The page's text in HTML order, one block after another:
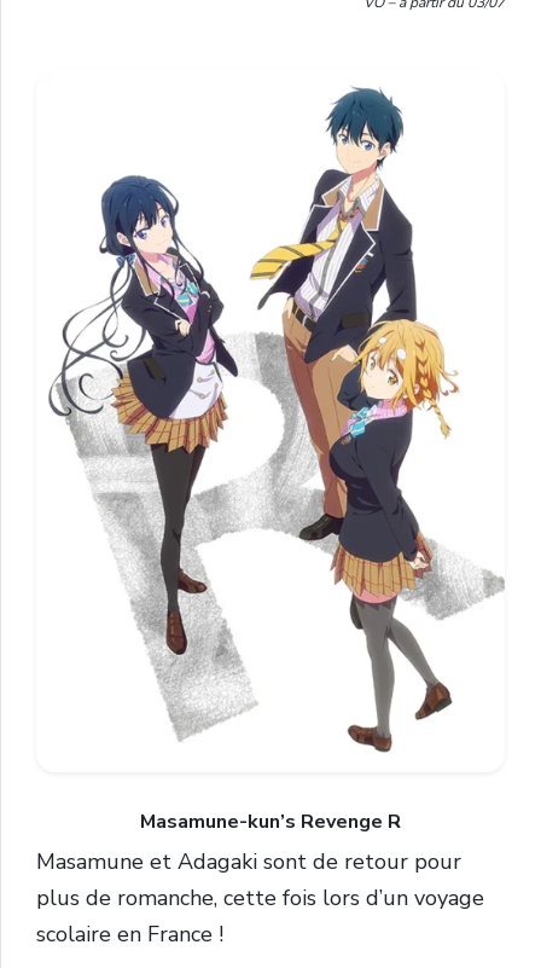
Masamune-kun’s Revenge R
Masamune et Adagaki sont de retour pour
plus de romanche, cette fois lors d’un voyage
scolaire en France !